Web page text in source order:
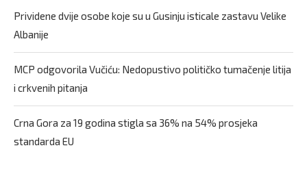
Prividene dvije osobe koje su u Gusinju isticale zastavu Velike
Albanije
MCP odgovorila Vučiću: Nedopustivo političko tumačenje litija
i crkvenih pitanja
Crna Gora za 19 godina stigla sa 36% na 54% prosjeka
standarda EU